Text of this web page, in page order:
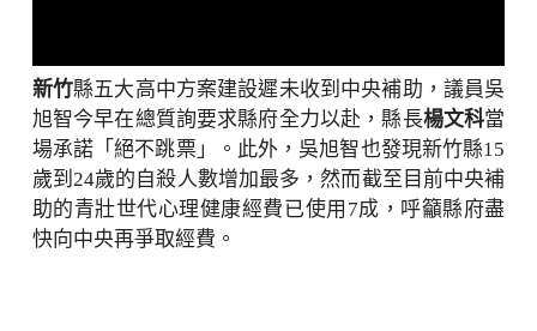
新竹縣五大高中方案建設遲未收到中央補助，議員吳
旭智今早在總質詢要求縣府全力以赴，縣長楊文科當
場承諾「絕不跳票」。此外，吳旭智也發現新竹縣15
歲到24歲的自殺人數增加最多，然而截至目前中央補
助的青壯世代心理健康經費已使用7成，呼籲縣府盡
快向中央再爭取經費。